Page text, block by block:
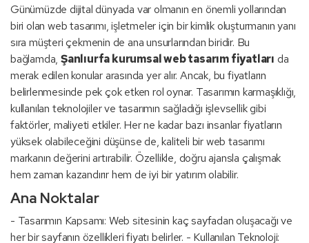
Günümüzde dijital dünyada var olmanın en önemli yollarından
biri olan web tasarımı, işletmeler için bir kimlik oluşturmanın yanı
sıra müşteri çekmenin de ana unsurlarından biridir. Bu
bağlamda, Şanlıurfa kurumsal web tasarım fiyatları da
merak edilen konular arasında yer alır. Ancak, bu fiyatların
belirlenmesinde pek çok etken rol oynar. Tasarımın karmaşıklığı,
kullanılan teknolojiler ve tasarımın sağladığı işlevsellik gibi
faktörler, maliyeti etkiler. Her ne kadar bazı insanlar fiyatların
yüksek olabileceğini düşünse de, kaliteli bir web tasarımı
markanın değerini artırabilir. Özellikle, doğru ajansla çalışmak
hem zaman kazandırır hem de iyi bir yatırım olabilir.
Ana Noktalar
- Tasarımın Kapsamı: Web sitesinin kaç sayfadan oluşacağı ve
her bir sayfanın özellikleri fiyatı belirler. - Kullanılan Teknoloji: